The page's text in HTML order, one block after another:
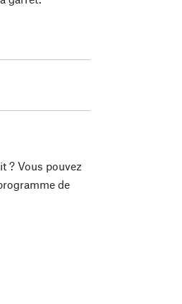
? Vous pouvez
de